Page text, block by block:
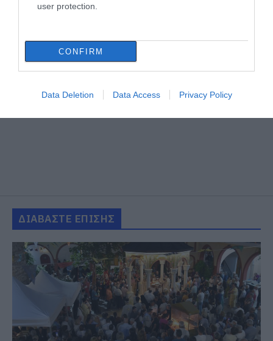
user protection.
CONFIRM
Data Deletion Data Access Privacy Policy
ΔΙΑΒΑΣΤΕ ΕΠΙΣΗΣ